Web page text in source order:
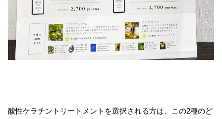
酸性ケラチントリートメントを選択される方は、この2種のど